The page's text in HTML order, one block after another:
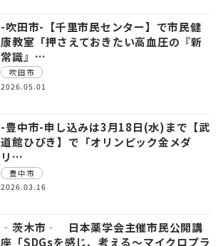
-吹田市-【千里市民センター】で市民健
康教室「押さえておきたい高血圧の『新
常識』…
吹田市
2026.05.01
-豊中市-申し込みは3月18日(水)まで【武
道館ひびき】で「オリンピック金メダ
リ…
豊中市
2026.03.16
‐茨木市‐ 日本薬学会主催市民公開講
座「SDGsを感じ、考える～マイクロプラ